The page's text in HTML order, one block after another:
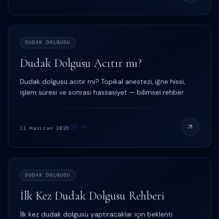
DUDAK DOLGUSU
Dudak Dolgusu Acıtır mı?
Dudak dolgusu acıtır mı? Topikal anestezi, iğne hissi,
işlem süresi ve sonrası hassasiyet — bilimsel rehber.
11 Haziran 2025 3 dk
DUDAK DOLGUSU
İlk Kez Dudak Dolgusu Rehberi
İlk kez dudak dolgusu yaptıracaklar için beklenti